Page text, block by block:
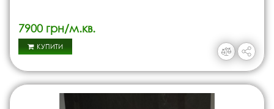
7900 грн/м.кв.
КУПИТИ